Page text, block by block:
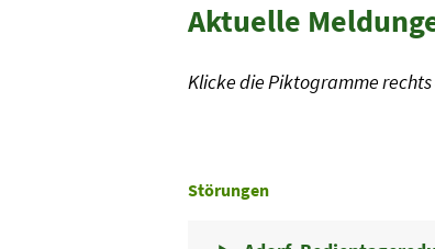
Aktuelle
Klicke die Piktogramme
Störungen